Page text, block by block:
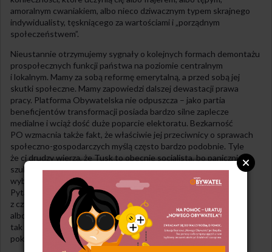
amoralnym cwaniakiem, albo nieco dziwacznym typem skrajnego
indywidualisty, tęskniącego za wartościami i „porządnym
społeczeństwem”.
Nieustannie otrzymujemy sygnały o kolejnych formach demontażu
prospołecznych funkcji państwa na poziomie centralnym
i lokalnym. Mamy za sobą reformę emerytalną, a przed sobą jej
skutki społeczne. Mamy zapowiedzi dalszej dewastacji prawa
pracy. Platforma Obywatelska nie odpuszcza – jako partia
beneficjentów transformacji posiada bardzo silne zaplecze
medialne i wciąż dość duże poparcie elektoratu. Bezkarność
PO wzmacnia także fakt, że właściwie jej przeciwnicy o sprawach
społeczno-gospodarczych myślą często bardzo podobnie. Tyle
że ci drudzy wierzą, że Tusk to obecnie socjalista, bo panicznie
szuka pieniędzy także w kieszeniach części swych uboższych
wyborców. Oni sami zaś daliby Polsce „prawdziwy wolny rynek”.
Pytanie, skąd by go wzięli, uważam za otwarte. Zapewne
z czytanek drukowanych w „Najwyższym Czasie”,
albo wypożyczyliby go z ambasady USA. W końcu nikt się
tak nie zna na wolnym rynku jak Amerykanie, co najdobitniej
pokazały niedawne wojny o ropę.